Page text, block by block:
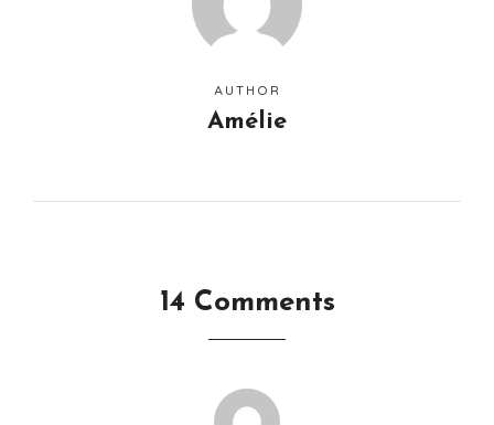
AUTHOR
Amélie
14 Comments